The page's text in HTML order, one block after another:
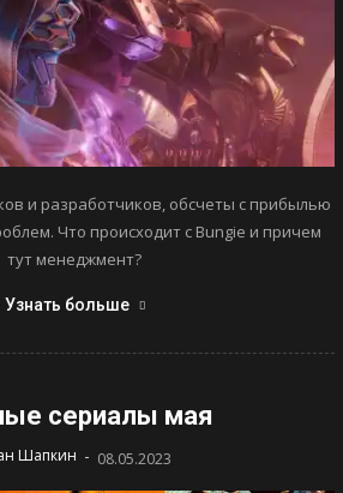
и разработчиков, обсчеты с прибылью
Что происходит с Bungie и причем
тут менеджмент?
Узнать больше
сериалы мая
Шапкин - 08.05.2023